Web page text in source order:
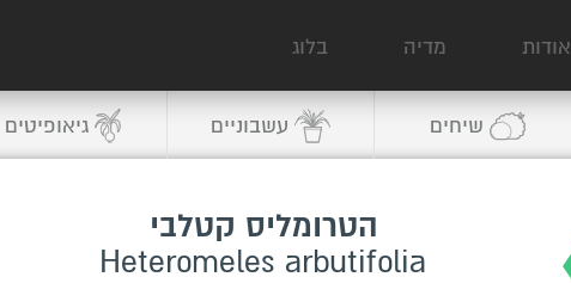
אודות מדיה בלוג
שיחים עשבוניים גיאופיטים
הטרומליס קטלבי
Heteromeles arbutifolia